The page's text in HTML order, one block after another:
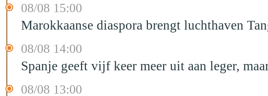
08/08 15:00
Marokkaanse diaspora brengt luchthaven
08/08 14:00
Spanje geeft vijf keer meer uit aan leger,
08/08 13:00